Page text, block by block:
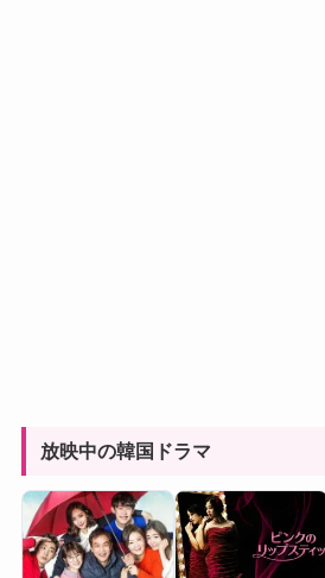
放映中の韓国ドラマ